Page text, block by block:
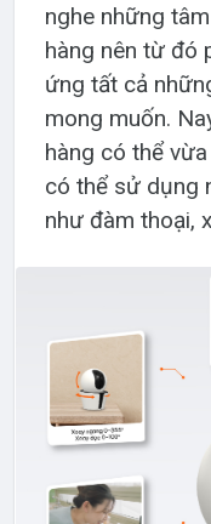
nghe những
hàng nên từ đó
ứng tất cả
mong muốn.
hàng có thể
có thể sử dụng
như đàm thoại,